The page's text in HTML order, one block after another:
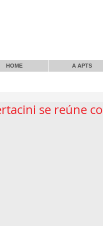
HOME A APTS
se reúne